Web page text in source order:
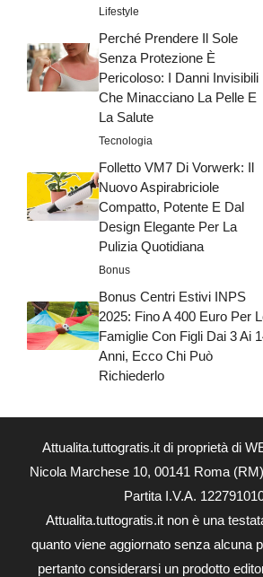
Lifestyle
Perché Prendere Il Sole
Senza Protezione È
Pericoloso: I Danni Invisibili
Che Minacciano La Pelle E
La Salute
Tecnologia
Folletto VM7 Di Vorwerk: Il
Nuovo Aspirabriciole
Compatto, Potente E Dal
Design Elegante Per La
Pulizia Quotidiana
Bonus
Bonus Centri Estivi INPS
2025: Fino A 400 Euro Per
Famiglie Con Figli Dai 3 Ai
Anni, Ecco Chi Può
Richiederlo
Attualita.tuttogratis.it di proprietà di
Nicola Marchese 10, 00141 Roma
Partita I.V.A.
Attualita.tuttogratis.it non è una
quanto viene aggiornato senza alcuna
pertanto considerarsi un prodotto